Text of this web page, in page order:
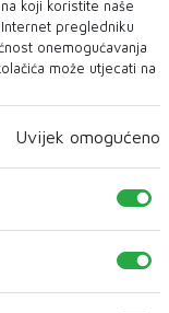
koji koristite naše
pregledniku
onemogućavanja
može utjecati na
Uvijek omogućeno